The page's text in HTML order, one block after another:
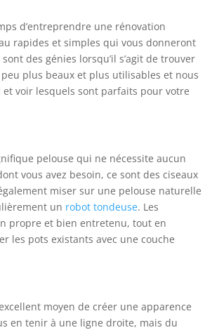
d’entreprendre une rénovation
rapides et simples qui vous donneront
des génies lorsqu’il s’agit de trouver
plus beaux et plus utilisables et nous
voir lesquels sont parfaits pour votre
pelouse qui ne nécessite aucun
vous avez besoin, ce sont des ciseaux
miser sur une pelouse naturelle
un robot tondeuse. Les
propre et bien entretenu, tout en
les pots existants avec une couche
moyen de créer une apparence
en tenir à une ligne droite, mais du